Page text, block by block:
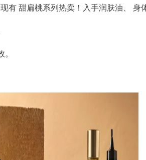
现有 甜扁桃系列热卖！入手润肤油、 身